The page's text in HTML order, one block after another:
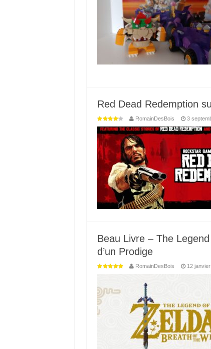
Red Dead Redemption
RomainDesBois 3
Beau Livre – The
d’un Prodige
RomainDesBois 12